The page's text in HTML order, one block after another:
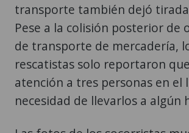
transporte también dejó tirada
Pese a la colisión posterior de
de transporte de mercadería,
rescatistas solo reportaron
atención a tres personas en el
necesidad de llevarlos a algún